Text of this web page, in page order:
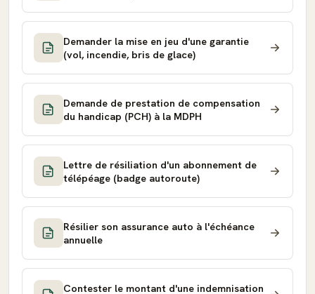
Demander la mise en jeu d'une garantie
(vol, incendie, bris de glace)
Demande de prestation de compensation
du handicap (PCH) à la MDPH
Lettre de résiliation d'un abonnement de
télépéage (badge autoroute)
Résilier son assurance auto à l'échéance
annuelle
Contester le montant d'une indemnisation